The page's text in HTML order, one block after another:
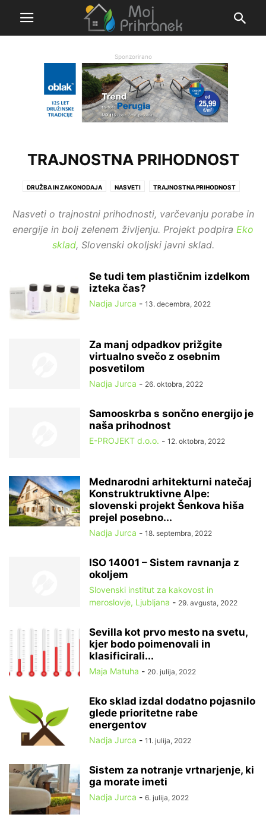
Sponzorirano
TRAJNOSTNA PRIHODNOST
DRUŽBA IN ZAKONODAJA NASVETI TRAJNOSTNA PRIHODNOST
Nasveti o trajnostni prihodnosti, varčevanju porabe in
energije in bolj zelenem življenju. Projekt podpira Eko
sklad, Slovenski okoljski javni sklad.
Se tudi tem plastičnim izdelkom
izteka čas?
Nadja Jurca - 13. decembra, 2022
Za manj odpadkov prižgite
virtualno svečo z osebnim
posvetilom
Nadja Jurca - 26. oktobra, 2022
Samooskrba s sončno energijo je
naša prihodnost
E-PROJEKT d.o.o. - 12. oktobra, 2022
Mednarodni arhitekturni natečaj
Konstruktruktivne Alpe:
slovenski projekt Šenkova hiša
prejel posebno...
Nadja Jurca - 18. septembra, 2022
ISO 14001 – Sistem ravnanja z
okoljem
Slovenski institut za kakovost in
meroslovje, Ljubljana - 29. avgusta, 2022
Sevilla kot prvo mesto na svetu,
kjer bodo poimenovali in
klasificirali...
Maja Matuha - 20. julija, 2022
Eko sklad izdal dodatno pojasnilo
glede prioritetne rabe
energentov
Nadja Jurca - 11. julija, 2022
Sistem za notranje vrtnarjenje, ki
ga morate imeti
Nadja Jurca - 6. julija, 2022